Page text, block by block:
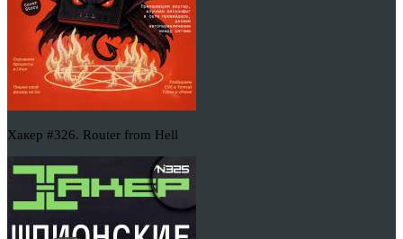
Хакер #326. Router from Hell